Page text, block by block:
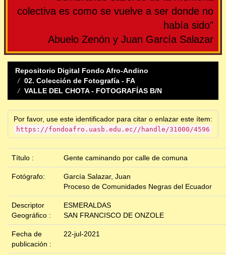
colectiva es como se vuelve a ser donde no
había sido"
Abuelo Zenón y Juan García Salazar
Repositorio Digital Fondo Afro-Andino
02. Colección de Fotografía - FA
VALLE DEL CHOTA - FOTOGRAFÍAS B/N
Por favor, use este identificador para citar o enlazar este ítem:
https://fondoafro.uasb.edu.ec//handle/31000/4596
Título : Gente caminando por calle de comuna
Fotógrafo:
García Salazar, Juan
Proceso de Comunidades Negras del Ecuador
Descriptor
Geográfico :
ESMERALDAS
SAN FRANCISCO DE ONZOLE
Fecha de
publicación :
22-jul-2021